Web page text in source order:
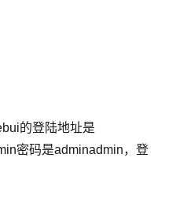
的登陆地址是
密码是adminadmin，登